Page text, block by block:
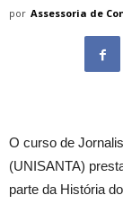
por Assessoria de
O curso de
(UNISANTA)
parte da História